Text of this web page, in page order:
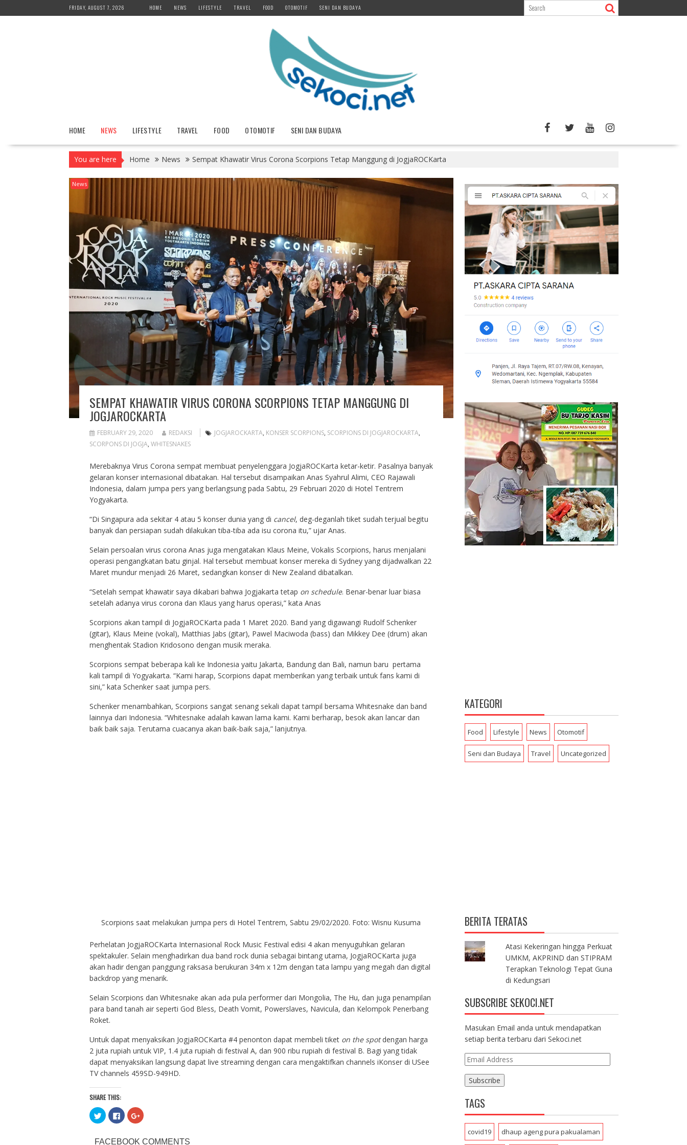
to
FRIDAY, AUGUST 7, 2026 HOME NEWS LIFESTYLE TRAVEL FOOD OTOMOTIF SENI DAN BUDAYA
HOME NEWS LIFESTYLE TRAVEL FOOD OTOMOTIF SENI DAN BUDAYA
You are here Home News Sempat Khawatir Virus Corona Scorpions Tetap Manggung di JogjaROCKarta
News
SEMPAT KHAWATIR VIRUS CORONA SCORPIONS TETAP MANGGUNG DI
JOGJAROCKARTA
FEBRUARY 29, 2020 REDAKSI JOGJAROCKARTA, KONSER SCORPIONS, SCORPIONS DI JOGJAROCKARTA,
SCORPONS DI JOGJA, WHITESNAKES
Merebaknya Virus Corona sempat membuat penyelenggara JogjaROCKarta ketar-ketir. Pasalnya banyak
gelaran konser internasional dibatakan. Hal tersebut disampaikan Anas Syahrul Alimi, CEO Rajawali
Indonesia, dalam jumpa pers yang berlangsung pada Sabtu, 29 Februari 2020 di Hotel Tentrem
Yogyakarta.
“Di Singapura ada sekitar 4 atau 5 konser dunia yang di cancel, deg-deganlah tiket sudah terjual begitu
banyak dan persiapan sudah dilakukan tiba-tiba ada isu corona itu,” ujar Anas.
Selain persoalan virus corona Anas juga mengatakan Klaus Meine, Vokalis Scorpions, harus menjalani
operasi pengangkatan batu ginjal. Hal tersebut membuat konser mereka di Sydney yang dijadwalkan 22
Maret mundur menjadi 26 Maret, sedangkan konser di New Zealand dibatalkan.
“Setelah sempat khawatir saya dikabari bahwa Jogjakarta tetap on schedule. Benar-benar luar biasa
setelah adanya virus corona dan Klaus yang harus operasi,” kata Anas
Scorpions akan tampil di JogjaROCKarta pada 1 Maret 2020. Band yang digawangi Rudolf Schenker
(gitar), Klaus Meine (vokal), Matthias Jabs (gitar), Pawel Maciwoda (bass) dan Mikkey Dee (drum) akan
menghentak Stadion Kridosono dengan musik meraka.
Scorpions sempat beberapa kali ke Indonesia yaitu Jakarta, Bandung dan Bali, namun baru pertama
kali tampil di Yogyakarta. “Kami harap, Scorpions dapat memberikan yang terbaik untuk fans kami di
sini,” kata Schenker saat jumpa pers.
Schenker menambahkan, Scorpions sangat senang sekali dapat tampil bersama Whitesnake dan band
lainnya dari Indonesia. “Whitesnake adalah kawan lama kami. Kami berharap, besok akan lancar dan
baik baik saja. Terutama cuacanya akan baik-baik saja,” lanjutnya.
Scorpions saat melakukan jumpa pers di Hotel Tentrem, Sabtu 29/02/2020. Foto: Wisnu Kusuma
Perhelatan JogjaROCKarta Internasional Rock Music Festival edisi 4 akan menyuguhkan gelaran
spektakuler. Selain menghadirkan dua band rock dunia sebagai bintang utama, JogjaROCKarta juga
akan hadir dengan panggung raksasa berukuran 34m x 12m dengan tata lampu yang megah dan digital
backdrop yang menarik.
Selain Scorpions dan Whitesnake akan ada pula performer dari Mongolia, The Hu, dan juga penampilan
para band tanah air seperti God Bless, Death Vomit, Powerslaves, Navicula, dan Kelompok Penerbang
Roket.
Untuk dapat menyaksikan JogjaROCKarta #4 penonton dapat membeli tiket on the spotdengan harga
2 juta rupiah untuk VIP, 1.4 juta rupiah di festival A, dan 900 ribu rupiah di festival B. Bagi yang tidak
dapat menyaksikan langsung dapat live streaming dengan cara mengaktifkan channels iKonser di USee
TV channels 459SD-949HD.
SHARE THIS:
C
l
k
C
l
k
C
l
k
FACEBOOK COMMENTS
KATEGORI
Food Lifestyle News Otomotif
Seni dan Budaya Travel Uncategorized
BERITA TERATAS
Atasi Kekeringan hingga Perkuat
UMKM, AKPRIND dan STIPRAM
Terapkan Teknologi Tepat Guna
di Kedungsari
SUBSCRIBE SEKOCI.NET
Masukan Email anda untuk mendapatkan
setiap berita terbaru dari Sekoci.net
E
l
A
d
d
TAGS
covid19 dhaup ageng pura pakualaman